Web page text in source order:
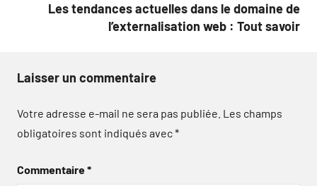
Les tendances actuelles dans le domaine de
l’externalisation web : Tout savoir
Laisser un commentaire
Votre adresse e-mail ne sera pas publiée. Les champs
obligatoires sont indiqués avec*
Commentaire*